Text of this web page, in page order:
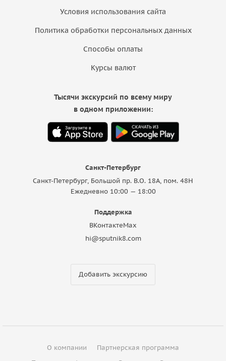
Условия использования сайта
Политика обработки персональных данных
Способы оплаты
Курсы валют
Санкт-Петербург
Санкт-Петербург, Большой пр. В.О. 18A, пом. 48Н
Ежедневно 10:00 — 18:00
Поддержка
ВКонтактеMax
hi@sputnik8.com
Добавить экскурсию
Тысячи экскурсий по всему миру
в одном приложении:
О компании
Партнерская программа